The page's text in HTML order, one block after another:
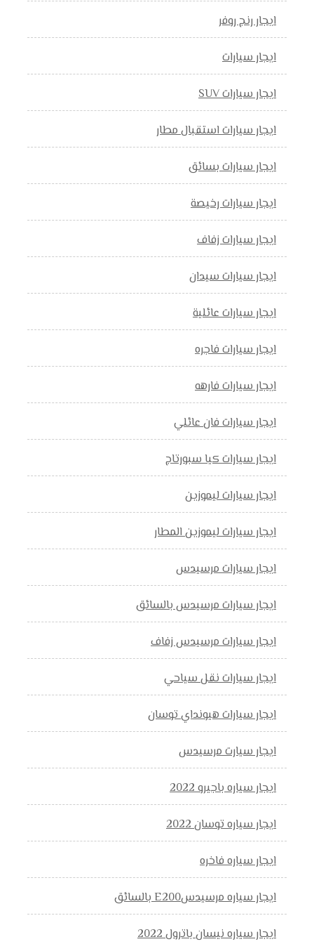
ايجار رنج روفر
ايجار سيارات
ايجار سيارات SUV
ايجار سيارات استقبال مطار
ايجار سيارات بسائق
ايجار سيارات رخيصة
ايجار سيارات زفاف
ايجار سيارات سيدان
ايجار سيارات عائلية
ايجار سيارات فاجره
ايجار سيارات فارهه
ايجار سيارات فان عائلي
ايجار سيارات كيا سبورتاج
ايجار سيارات ليموزين
ايجار سيارات ليموزين المطار
ايجار سيارات مرسيدس
ايجار سيارات مرسيدس بالسائق
ايجار سيارات مرسيدس زفاف
ايجار سيارات نقل سياحي
ايجار سيارات هيونداي توسان
ايجار سيارت مرسيدس
ايجار سياره باجيرو 2022
ايجار سياره توسان 2022
ايجار سياره فاخره
ايجار سياره مرسيدسE200 بالسائق
ايجار سياره نيسان باترول 2022